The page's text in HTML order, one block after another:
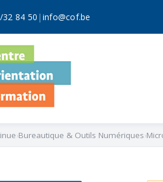
32 84 50 | info@cof.be
Bureautique & Outils Numériques